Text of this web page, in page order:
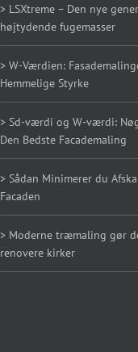
> LSXtreme – Den nye
højtydende fugemasser
> W-Værdien:
Hemmelige Styrke
> Sd-værdi og W-værdi:
Den Bedste Facademaling
> Sådan Minimerer du
Facaden
> Moderne træmaling gør
renovere kirker